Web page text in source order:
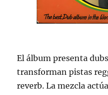
El álbum presenta
transforman pistas
reverb. La mezcla